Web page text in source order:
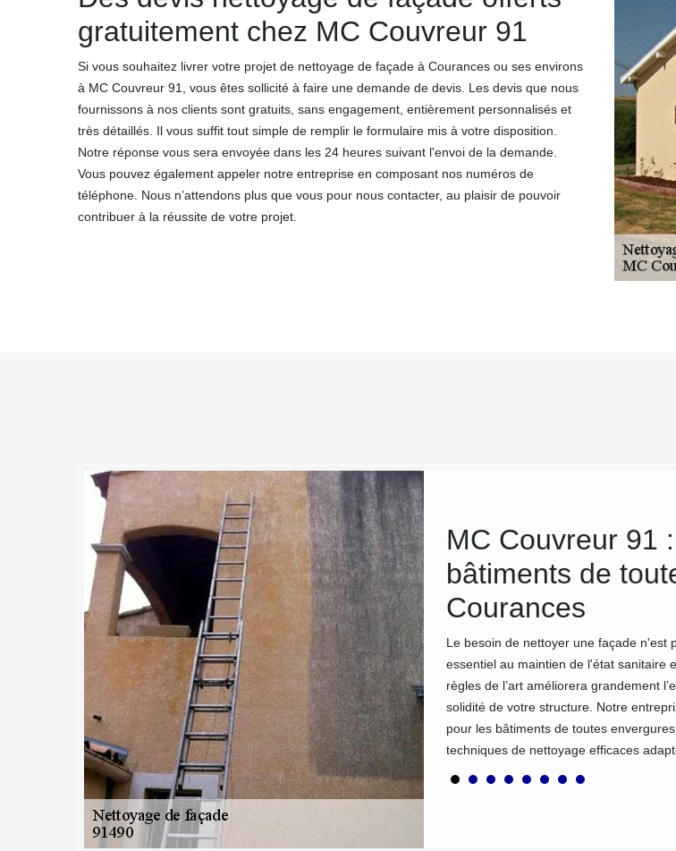
gratuitement chez MC Couvreur 91
Si vous souhaitez livrer votre projet de nettoyage de façade à Courances ou ses environs
à MC Couvreur 91, vous êtes sollicité à faire une demande de devis. Les devis que nous
fournissons à nos clients sont gratuits, sans engagement, entièrement personnalisés et
très détaillés. Il vous suffit tout simple de remplir le formulaire mis à votre disposition.
Notre réponse vous sera envoyée dans les 24 heures suivant l'envoi de la demande.
Vous pouvez également appeler notre entreprise en composant nos numéros de
téléphone. Nous n’attendons plus que vous pour nous contacter, au plaisir de pouvoir
contribuer à la réussite de votre projet.
: L’examen de votre façade à
alentours avant son nettoyage
doit pas être ignorée, car la qualité des travaux de nettoyage en dépend
des bâtiments peuvent subir divers dégâts causés par les intempéries et
à mesure que le temps passe. Pendant le diagnostic, MC Couvreur 91 et
une grande attention aux moindres détails qu’il faut savoir sur l’état
précis. Des solutions de nettoyage appropriée seront apportées selon les
MC Couvreur 91
bâtiments de
Courances
Le besoin de nettoyer une façade n'est
essentiel au maintien de l'état sanitaire
règles de l’art améliorera grandement
solidité de votre structure. Notre
pour les bâtiments de toutes
techniques de nettoyage efficaces